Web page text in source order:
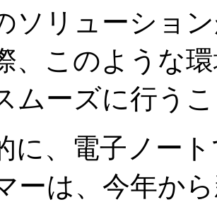
ソリューショ
、このような
ムーズに行う
、電子ノー
ーは、今年か